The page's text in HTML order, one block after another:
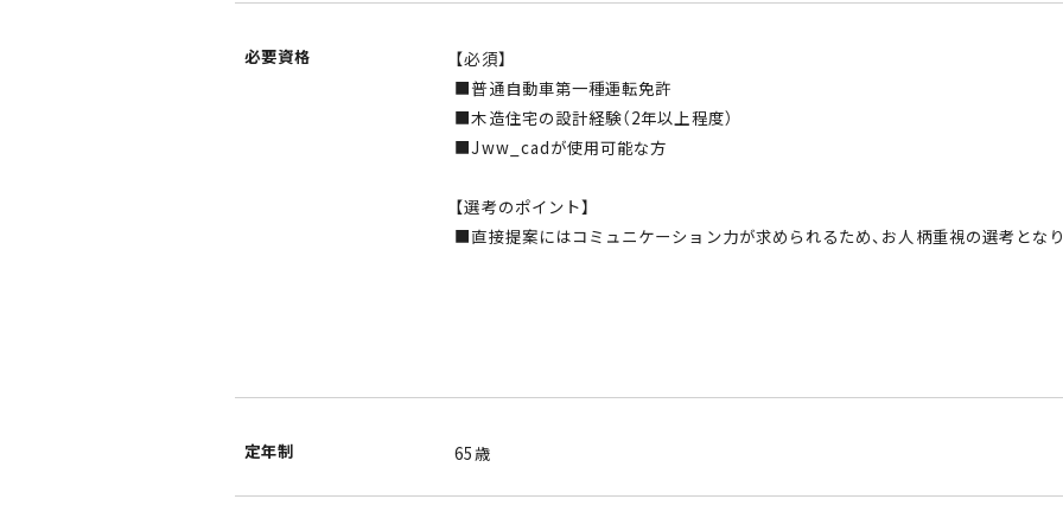
必要資格
【必須】
■普通自動車第一種運転免許
■木造住宅の設計経験（2年以上程度）
■Jww_cadが使用可能な方
【選考のポイント】
■直接提案にはコミュニケーション力が求められるため、お人柄重視の選考とな
定年制 65歳